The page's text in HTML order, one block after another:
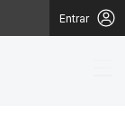
Entrar